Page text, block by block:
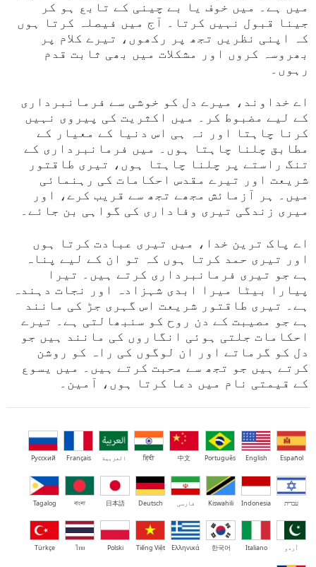
میں ہے۔ میں خوف یا بے چینی کے تابع ہو کر
جینا قبول نہیں کرتا۔ آج میں فیصلہ کرتا ہوں
کہ اپنی نظریں تجھ پر رکھوں، تیرے کلام پر
بھروسہ کروں اور مشکلات میں بھی ثابت قدم
رہوں۔
اے خداوند، میرے دل کو خوشی سے فرمانبرداری
کے لیے مضبوط کر۔ میں اکثریت کی پیروی نہیں
کرنا چاہتا اور نہ ہی اس دنیا کے معیار کے
مطابق چلنا چاہتا ہوں۔ میں فرمانبرداری کے
تنگ راستے پر چلنا چاہتا ہوں، تیری طاقتور
شریعت اور تیرے مقدس احکامات کی رہنمائی
میں۔ ہر آزمائش مجھے تجھ سے قریب کرے، اور
میری زندگی تیری وفاداری کی گواہی بن جائے۔
اے پاک ترین خدا، میں تیری عبادت کرتا ہوں
اور تیری حمد کرتا ہوں کہ تو ان کے لیے پناہ
ہے جو تیری فرمانبرداری کرتے ہیں۔ تیرا
پیارا بیٹا میرا ابدی شہزادہ اور نجات دہندہ
ہے۔ تیری طاقتور شریعت اس گہری جڑ کی مانند
ہے جو مصیبت کے دن روح کو سنبھالتی ہے۔ تیرے
احکامات جلتی ہوئی انگاروں کی مانند ہیں جو
دل کو گرماتے اور ان لوگوں کی راہ کو روشن
کرتے ہیں جو تجھ سے محبت کرتے ہیں۔ میں یسوع
کے قیمتی نام میں دعا کرتا ہوں، آمین۔
Español
English
Português
中文
हिंदी العربية Français
Русский
עברית Indonesia
Kiswahili فارسی Deutsch
日本語
বাংলা
Tagalog
اُردو Italiano
한국어
Ελληνικά
Tiếng Việt
Polski
ไทย
Türkçe